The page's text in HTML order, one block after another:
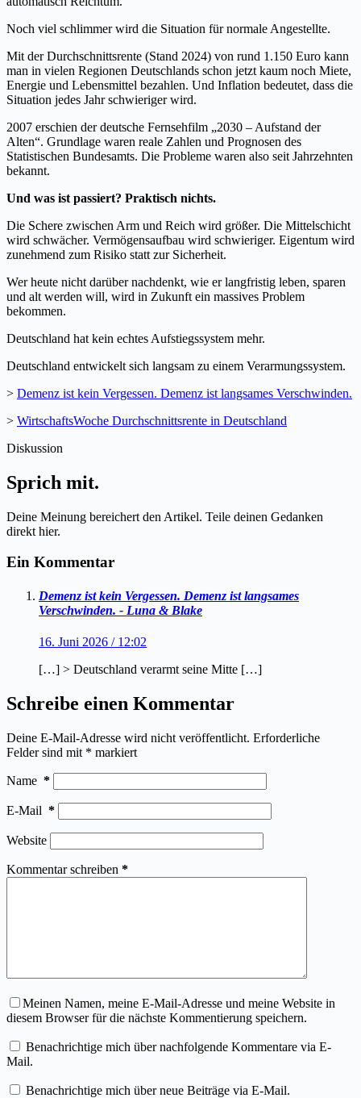
Noch viel schlimmer wird die Situation für normale Angestellte.
Mit der Durchschnittsrente (Stand 2024) von rund 1.150 Euro kann
man in vielen Regionen Deutschlands schon jetzt kaum noch Miete,
Energie und Lebensmittel bezahlen. Und Inflation bedeutet, dass die
Situation jedes Jahr schwieriger wird.
2007 erschien der deutsche Fernsehfilm „2030 – Aufstand der
Alten“. Grundlage waren reale Zahlen und Prognosen des
Statistischen Bundesamts. Die Probleme waren also seit Jahrzehnten
bekannt.
Und was ist passiert? Praktisch nichts.
Die Schere zwischen Arm und Reich wird größer. Die Mittelschicht
wird schwächer. Vermögensaufbau wird schwieriger. Eigentum wird
zunehmend zum Risiko statt zur Sicherheit.
Wer heute nicht darüber nachdenkt, wie er langfristig leben, sparen
und alt werden will, wird in Zukunft ein massives Problem
bekommen.
Deutschland hat kein echtes Aufstiegssystem mehr.
Deutschland entwickelt sich langsam zu einem Verarmungssystem.
> Demenz ist kein Vergessen. Demenz ist langsames Verschwinden.
> WirtschaftsWoche Durchschnittsrente in Deutschland
Diskussion
Sprich mit.
Deine Meinung bereichert den Artikel. Teile deinen Gedanken
direkt hier.
Ein Kommentar
Demenz ist kein Vergessen. Demenz ist langsames
Verschwinden. - Luna & Blake
16. Juni 2026 / 12:02
[…] > Deutschland verarmt seine Mitte […]
Schreibe einen Kommentar
Deine E-Mail-Adresse wird nicht veröffentlicht. Erforderliche
Felder sind mit * markiert
Name *
E-Mail *
Website
Kommentar schreiben *
Meinen Namen, meine E-Mail-Adresse und meine Website in
diesem Browser für die nächste Kommentierung speichern.
Benachrichtige mich über nachfolgende Kommentare via E-
Mail.
Benachrichtige mich über neue Beiträge via E-Mail.